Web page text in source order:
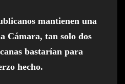
mantienen una
Cámara, tan solo dos
bastarían para
hecho.